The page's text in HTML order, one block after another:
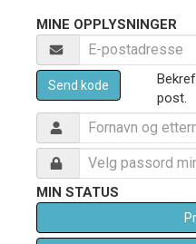
MINE OPPLYSNINGER
Send kode
post.
MIN STATUS